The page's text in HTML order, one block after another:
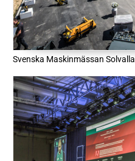
Svenska Maskinmässan Solvalla